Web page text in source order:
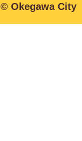
© Okegawa City